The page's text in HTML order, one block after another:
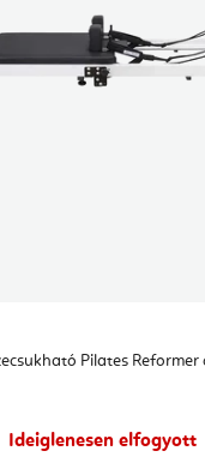
Pilates
Ideiglenesen elfogyott